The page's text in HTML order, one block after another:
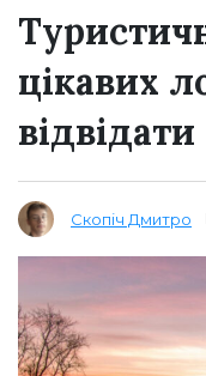
цікавих
відвідати
Скопіч Дмитро